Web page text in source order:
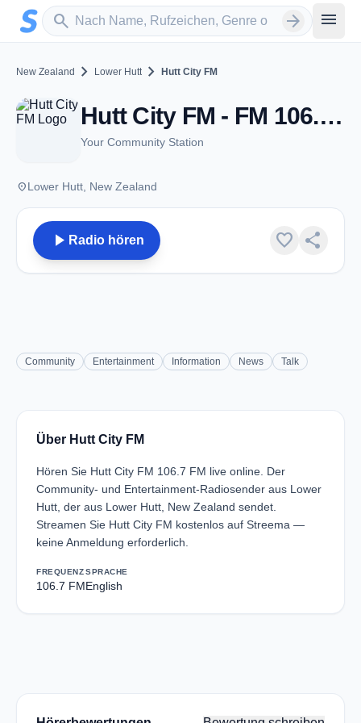
Zum Hauptinhalt springen
search
Sender suchen arrow_forward menu
New Zealand chevron_right Lower Hutt chevron_right Hutt City FM
Hutt City FM - FM 106.7 - Lower Hutt
Your Community Station
placeLower Hutt, New Zealand
play_arrow Radio hören favorite share
Community Entertainment Information News Talk
Über Hutt City FM
Hören Sie Hutt City FM 106.7 FM live online. Der
Community- und Entertainment-Radiosender aus Lower
Hutt, der aus Lower Hutt, New Zealand sendet.
Streamen Sie Hutt City FM kostenlos auf Streema —
keine Anmeldung erforderlich.
FREQUENZ
106.7 FM
SPRACHE
English